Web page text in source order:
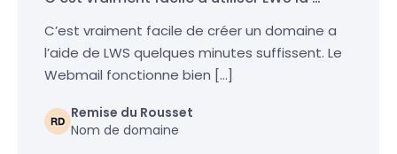
C’est vraiment facile de créer un domaine a
l’aide de LWS quelques minutes suffissent. Le
Webmail fonctionne bien […]
Remise du Rousset
Nom de domaine